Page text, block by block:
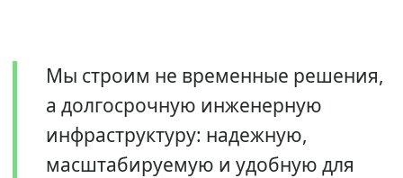
Мы строим не временные решения,
а долгосрочную инженерную
инфраструктуру: надежную,
масштабируемую и удобную для